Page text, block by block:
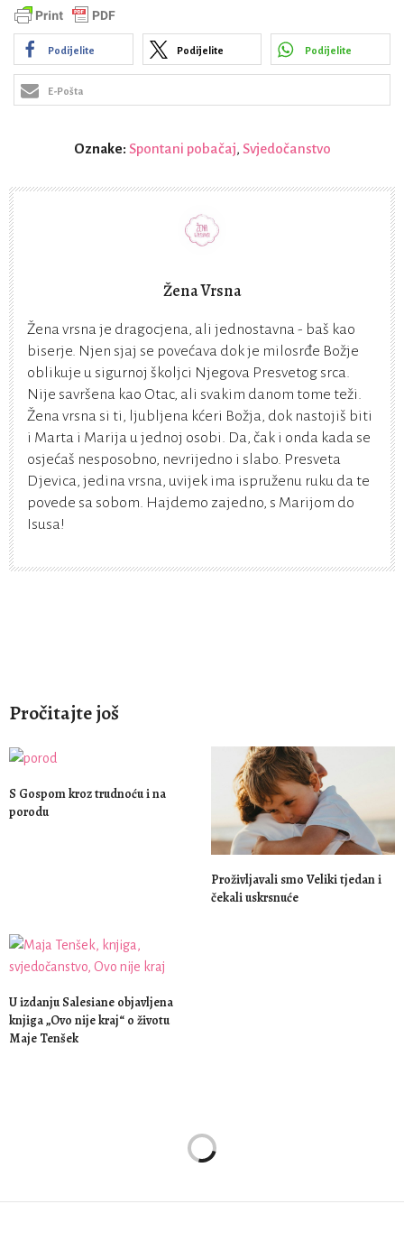
Podijelite Podijelite Podijelite
E-Pošta
Oznake: Spontani pobačaj, Svjedočanstvo
Žena Vrsna
Žena vrsna je dragocjena, ali jednostavna - baš kao
biserje. Njen sjaj se povećava dok je milosrđe Božje
oblikuje u sigurnoj školjci Njegova Presvetog srca.
Nije savršena kao Otac, ali svakim danom tome teži.
Žena vrsna si ti, ljubljena kćeri Božja, dok nastojiš biti
i Marta i Marija u jednoj osobi. Da, čak i onda kada se
osjećaš nesposobno, nevrijedno i slabo. Presveta
Djevica, jedina vrsna, uvijek ima ispruženu ruku da te
povede sa sobom. Hajdemo zajedno, s Marijom do
Isusa!
Pročitajte još
S Gospom kroz trudnoću i na
porodu
Proživljavali smo Veliki tjedan i
čekali uskrsnuće
U izdanju Salesiane objavljena
knjiga „Ovo nije kraj“ o životu
Maje Tenšek